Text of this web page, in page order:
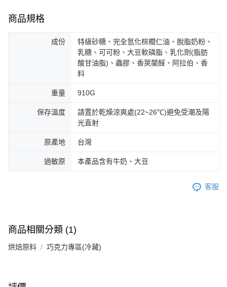
商品規格
成份
特級砂糖、完全氫化棕櫚仁油、脫脂奶粉、
乳糖、可可粉、大豆軟磷脂、乳化劑(脂肪
酸甘油脂)、蟲膠、香莢蘭醛、阿拉伯、香
料
重量 910G
保存溫度
請置於乾燥涼爽處(22~26℃)避免受潮及陽
光直射
原產地 台灣
過敏原 本產品含有牛奶、大豆
客服
商品相關分類 (1)
烘焙原料 巧克力專區(冷藏)